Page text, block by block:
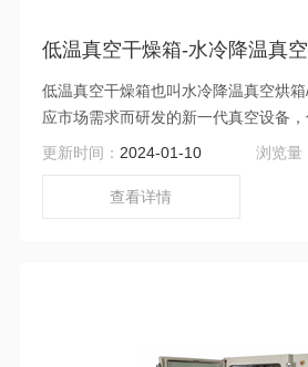
低温真空干燥箱-水冷降温真
低温真空干燥箱也叫水冷降温真空烘
应市场需求而研发的新一代真空设备，
热、恒温、快速降温、定时、真空、恒
更新时间： 2024-01-10 浏览量
查看详情